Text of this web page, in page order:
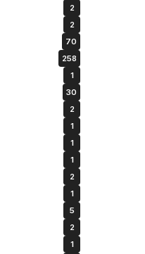
2
2
70
258
1
30
2
1
1
1
2
1
5
2
1